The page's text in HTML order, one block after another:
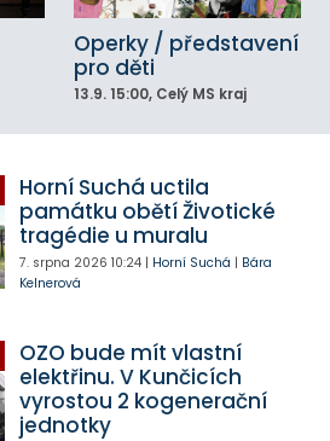
Operky / představení
pro děti
13.9. 15:00, Celý MS kraj
Horní Suchá uctila
památku obětí Životické
tragédie u muralu
7. srpna 2026 10:24| Horní Suchá | Bára
Kelnerová
OZO bude mít vlastní
elektřinu. V Kunčicích
vyrostou 2 kogenerační
jednotky